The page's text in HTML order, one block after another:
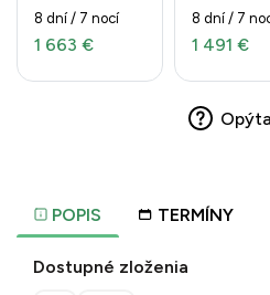
POPIS TERMÍNY
Dostupné zloženia
8 dní / 7 nocí
1 663 €
8 dní / 7
1 491 €